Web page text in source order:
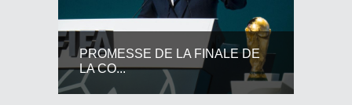
PROMESSE DE LA FINALE DE
LA CO...